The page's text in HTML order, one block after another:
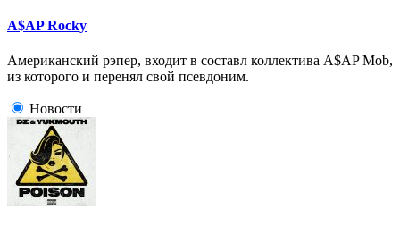
A$AP Rocky
Американский рэпер, входит в составл коллектива A$AP Mob,
из которого и перенял свой псевдоним.
Новости